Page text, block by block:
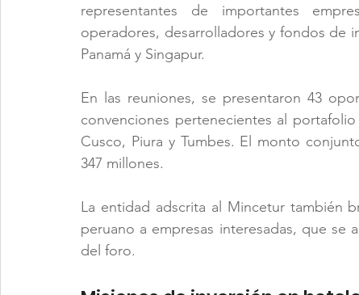
representantes de importantes
operadores, desarrolladores y fondos de
Panamá y Singapur.
En las reuniones, se presentaron 43
convenciones pertenecientes al
Cusco, Piura y Tumbes. El monto
347 millones.
La entidad adscrita al Mincetur también
peruano a empresas interesadas, que se
del foro.